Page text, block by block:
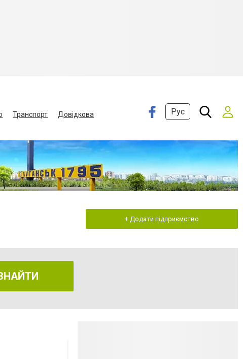
Транспорт
Довідкова
Рус
+ Додати підприємство